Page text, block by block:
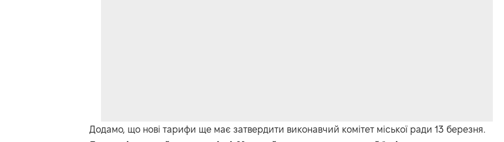
Додамо, що нові тарифи ще має затвердити виконавчий комітет міської ради 13 березня.